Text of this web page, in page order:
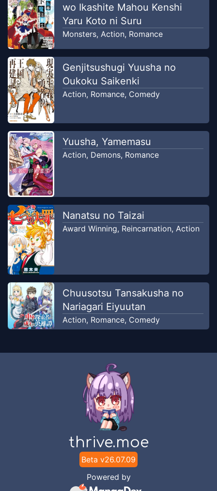
wo Ikashite Mahou Kenshi
Yaru Koto ni Suru
Monsters, Action, Romance
Genjitsushugi Yuusha no
Oukoku Saikenki
Action, Romance, Comedy
Yuusha, Yamemasu
Action, Demons, Romance
Nanatsu no Taizai
Award Winning, Reincarnation, Action
Chuusotsu Tansakusha no
Nariagari Eiyuutan
Action, Romance, Comedy
thrive.moe
Beta v26.07.09
Powered by